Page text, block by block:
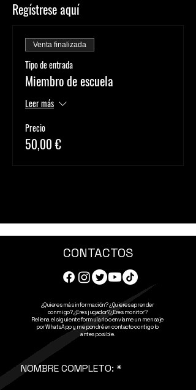
Regístrese aquí
Venta finalizada
Tipo de entrada
Miembro de escuela
Leer más
Precio
50,00 €
CONTACTOS
¿Quieres más información? ¿Quieres aprender
conmigo? ¿Eres jugador?¿Eres monitor?
Rellena el siguiente formulario o envíame un mensaje
por WhatsApp y me pondré en contacto contigo lo
antes posible.
NOMBRE COMPLETO: